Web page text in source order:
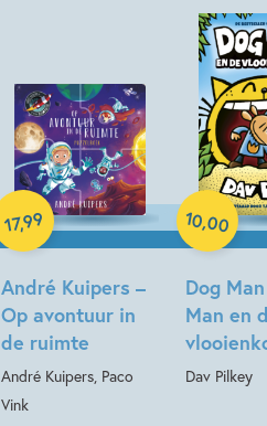
André Kuipers –
Op avontuur in
de ruimte
André Kuipers, Paco
Vink
17,99
Hardcover
Dog
Man en
Dav Pilkey
10,00
Paperback